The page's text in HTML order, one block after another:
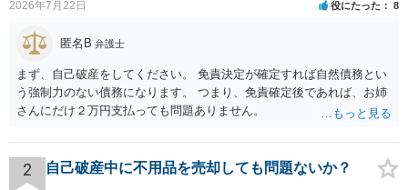
く保証会社が連帯保証人となる）でしたので、その心配はありませんでし
2026年7月22日 役にたった 8
匿名B 弁護士
まず、自己破産をしてください。 免責決定が確定すれば自然債務とい
う強制力のない債務になります。 つまり、免責確定後であれば、お姉
さんにだけ２万円支払っても問題ありません。
2 自己破産中に不用品を売却しても問題ないか？